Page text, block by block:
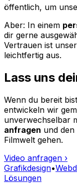
öffentlich, um
Aber: In einem
dir gerne
Vertrauen ist
leichtfertig aus.
Lass uns
Wenn du bereit
entwickeln wir
unverwechselbar
anfragen und
Filmwelt gehen.
Video anfragen ›
Grafikdesign•
Lösungen